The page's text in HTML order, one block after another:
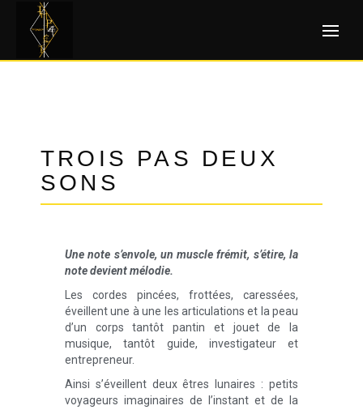
TROIS PAS DEUX
SONS
Une note s’envole, un muscle frémit, s’étire, la
note devient mélodie.
Les cordes pincées, frottées, caressées,
éveillent une à une les articulations et la peau
d’un corps tantôt pantin et jouet de la
musique, tantôt guide, investigateur et
entrepreneur.
Ainsi s’éveillent deux êtres lunaires : petits
voyageurs imaginaires de l’instant et de la